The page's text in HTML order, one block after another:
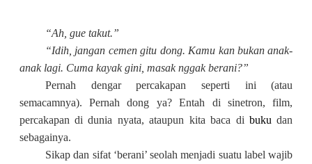
“Ah, gue takut.”
“Idih, jangan cemen gitu dong. Kamu kan bukan anak-
anak lagi. Cuma kayak gini, masak nggak berani?”
Pernah dengar percakapan seperti ini (atau
semacamnya). Pernah dong ya? Entah di sinetron, film,
percakapan di dunia nyata, ataupun kita baca dibuku dan
sebagainya.
Sikap dan sifat ‘berani’ seolah menjadi suatu label wajib